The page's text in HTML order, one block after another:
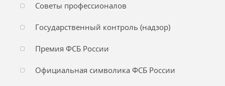
Советы профессионалов
Государственный контроль (надзор)
Премия ФСБ России
Официальная символика ФСБ России